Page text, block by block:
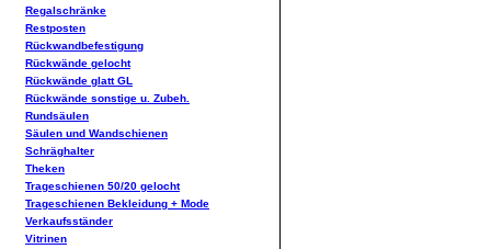
Regalschränke
Restposten
Rückwandbefestigung
Rückwände gelocht
Rückwände glatt GL
Rückwände sonstige u. Zubeh.
Rundsäulen
Säulen und Wandschienen
Schräghalter
Theken
Trageschienen 50/20 gelocht
Trageschienen Bekleidung + Mode
Verkaufsständer
Vitrinen